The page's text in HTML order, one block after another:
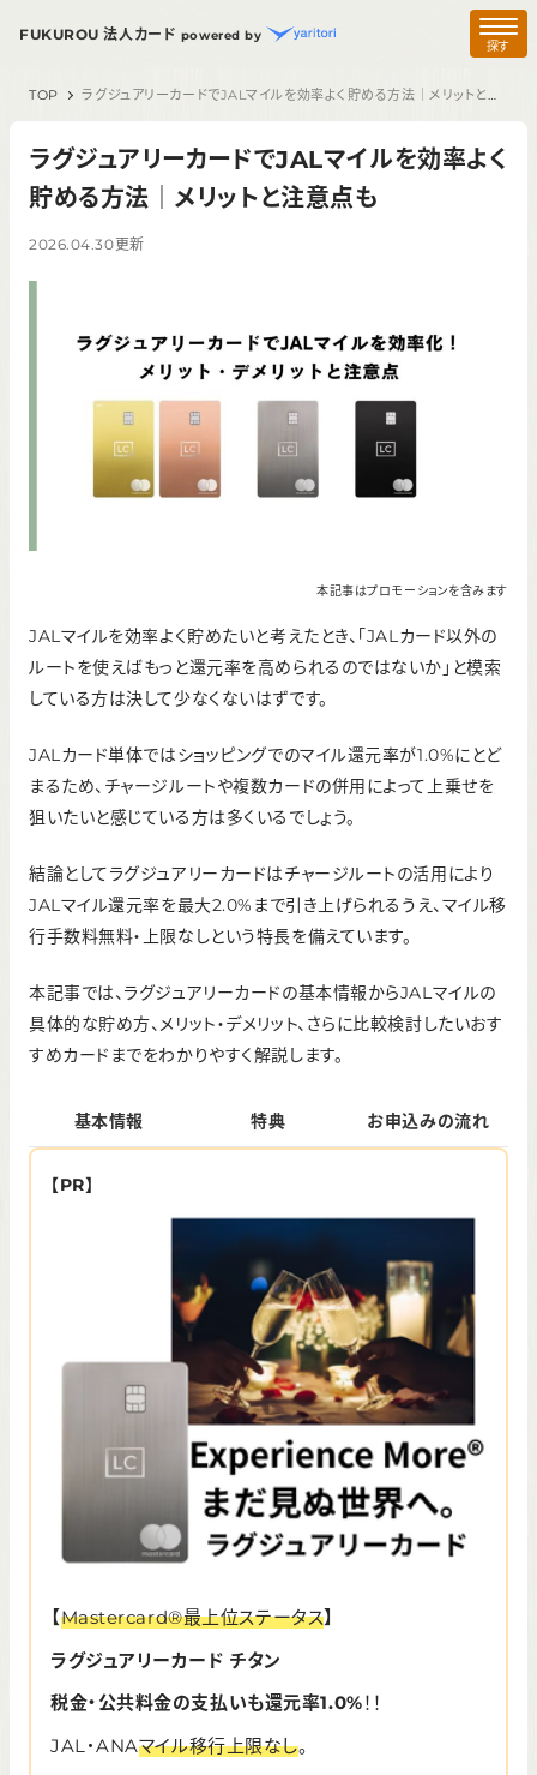
FUKUROU 法人カード powered by
探す
TOP ラグジュアリーカードでJALマイルを効率よく貯める方法｜メリットと注意点も
ラグジュアリーカードでJALマイルを効率よく
貯める方法｜メリットと注意点も
2026.04.30更新
本記事はプロモーションを含みます
JALマイルを効率よく貯めたいと考えたとき、「JALカード以外の
ルートを使えばもっと還元率を高められるのではないか」と模索
している方は決して少なくないはずです。
JALカード単体ではショッピングでのマイル還元率が1.0%にとど
まるため、チャージルートや複数カードの併用によって上乗せを
狙いたいと感じている方は多くいるでしょう。
結論としてラグジュアリーカードはチャージルートの活用により
JALマイル還元率を最大2.0%まで引き上げられるうえ、マイル移
行手数料無料・上限なしという特長を備えています。
本記事では、ラグジュアリーカードの基本情報からJALマイルの
具体的な貯め方、メリット・デメリット、さらに比較検討したいおす
すめカードまでをわかりやすく解説します。
基本情報 特典 お申込みの流れ
【PR】
【Mastercard®最上位ステータス】
ラグジュアリーカード チタン
税金・公共料金の支払いも還元率1.0%！！
JAL・ANAマイル移行上限なし。